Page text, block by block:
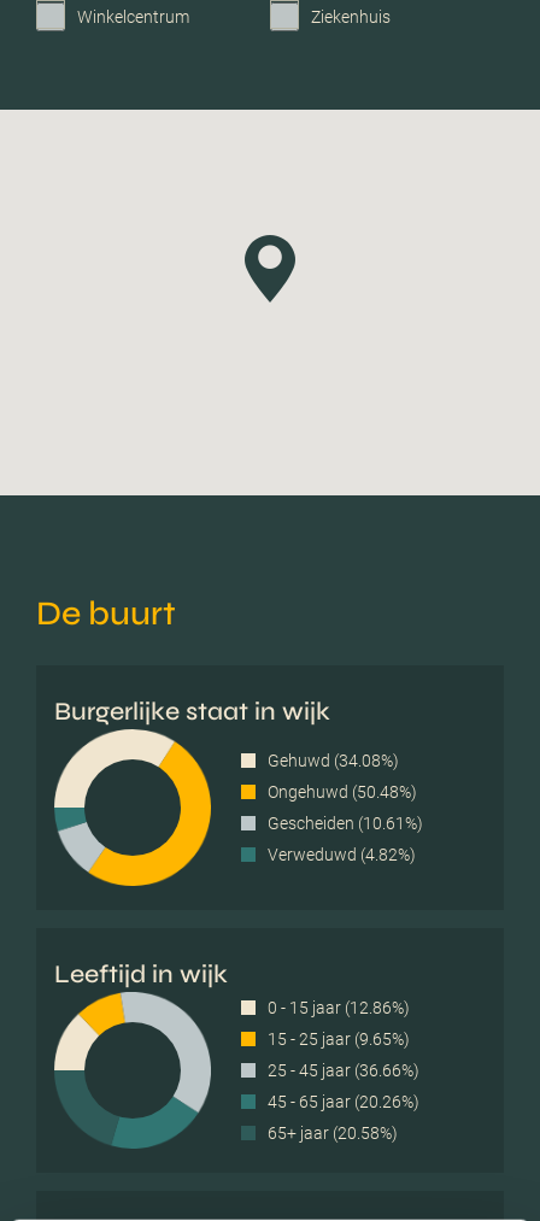
Winkelcentrum Ziekenhuis
De buurt
Burgerlijke staat in wijk
Gehuwd (34.08%)
Ongehuwd (50.48%)
Gescheiden (10.61%)
Verweduwd (4.82%)
Leeftijd in wijk
0 - 15 jaar (12.86%)
15 - 25 jaar (9.65%)
25 - 45 jaar (36.66%)
45 - 65 jaar (20.26%)
65+ jaar (20.58%)